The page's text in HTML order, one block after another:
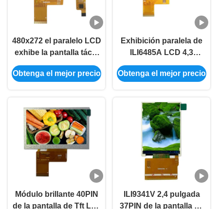
480x272 el paralelo LCD
exhibe la pantalla táctil
capacitiva del
conductor 4,3 de
Obtenga el mejor precio
Exhibición paralela de
ILI6485A LCD 4,3
módulo brillante de Tft
Lcd del tacto 350
Obtenga el mejor precio
Módulo brillante 40PIN
de la pantalla de Tft Lcd
ILI9341V 2,4 pulgada
37PIN de la pantalla de